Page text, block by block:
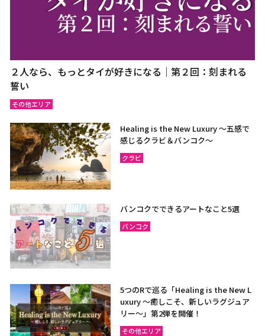
２人なら、もっとタイが好きになる｜第２回：刻まれる
誓い
その他エリア
Healing is the New Luxury ～五感で
感じるクラビ＆バンコク～
クラビ
バンコクでできるアートなこと5選
バンコク
5つのRで巡る「Healing is the New L
uxury ～癒しこそ、新しいラグジュア
リー〜」第2弾を開催！
その他エリア